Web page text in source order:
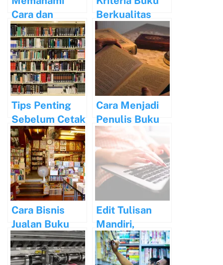
Cara dan
Proses
Menerbitkan
Buku Self
Publishing
Berkualitas
dan Tempat
Menerbitkan
Buku
Terpercaya
Tips Penting
Sebelum Cetak
Buku Novel
Cara Menjadi
Penulis Buku
Bagi Pemula
Cara Bisnis
Jualan Buku
Sebagai
Penghasilan
Edit Tulisan
Mandiri,
Sebelum
Menerbitkan